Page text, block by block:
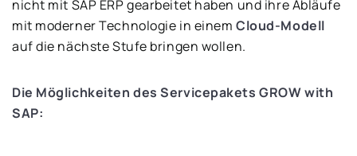
nicht mit SAP ERP gearbeitet haben und ihre Abläufe
mit moderner Technologie in einemCloud-Modell
auf die nächste Stufe bringen wollen.
Die Möglichkeiten des Servicepakets GROW with
SAP: